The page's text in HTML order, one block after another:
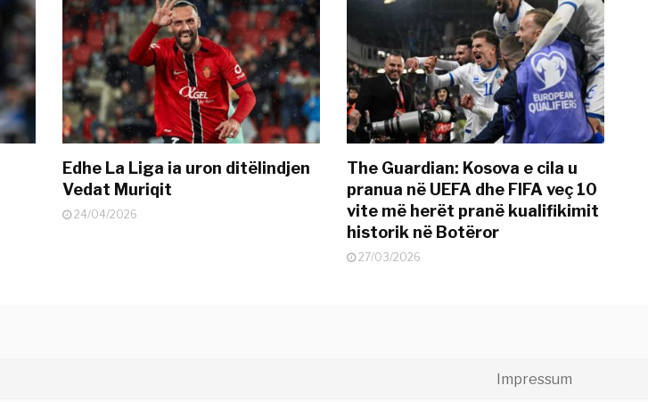
Edhe La Liga ia uron ditëlindjen
Vedat Muriqit
24/04/2026
The Guardian: Kosova e cila u
pranua në UEFA dhe FIFA veç 10
vite më herët pranë kualifikimit
historik në Botëror
27/03/2026
Impressum